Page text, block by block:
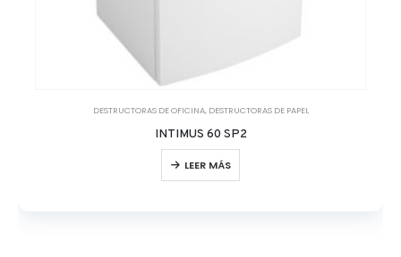
DESTRUCTORAS DE OFICINA, DESTRUCTORAS DE PAPEL
INTIMUS 60 SP2
LEER MÁS